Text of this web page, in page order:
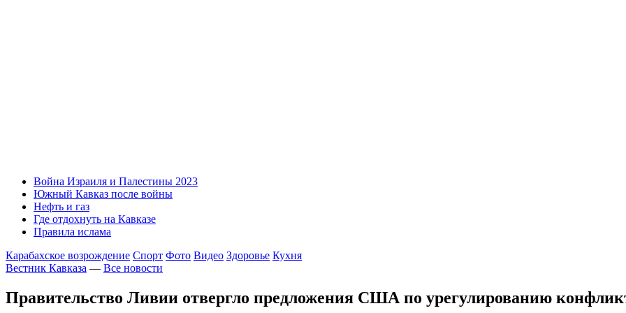
Война Израиля и Палестины 2023
Южный Кавказ после войны
Нефть и газ
Где отдохнуть на Кавказе
Правила ислама
Карабахское возрождение Спорт Фото Видео Здоровье Кухня
Вестник Кавказа — Все новости
Правительство Ливии отвергло предложения США по урегулированию